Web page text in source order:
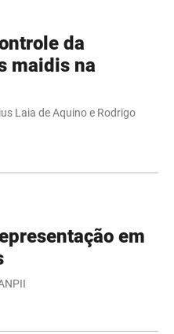
da
maidis na
Laia de Aquino e Rodrigo
em